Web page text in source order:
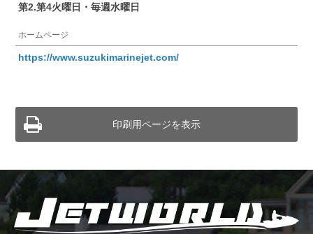
第2.第4火曜日・毎週水曜日
ホームページ
https://www.suzukimarinejet.com/
印刷用ページを表示